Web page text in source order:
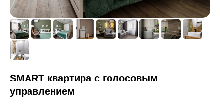
SMART квартира с голосовым
управлением